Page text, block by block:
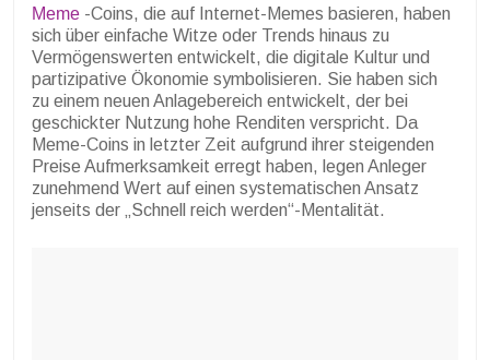
Meme -Coins, die auf Internet-Memes basieren, haben
sich über einfache Witze oder Trends hinaus zu
Vermögenswerten entwickelt, die digitale Kultur und
partizipative Ökonomie symbolisieren. Sie haben sich
zu einem neuen Anlagebereich entwickelt, der bei
geschickter Nutzung hohe Renditen verspricht. Da
Meme-Coins in letzter Zeit aufgrund ihrer steigenden
Preise Aufmerksamkeit erregt haben, legen Anleger
zunehmend Wert auf einen systematischen Ansatz
jenseits der „Schnell reich werden“-Mentalität.